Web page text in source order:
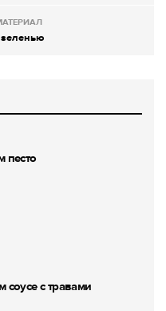
песто
с травами